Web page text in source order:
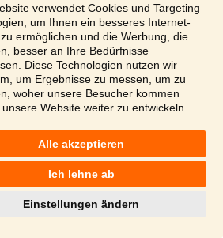
verwendet Cookies und Targeting
um Ihnen ein besseres Internet-
ermöglichen und die Werbung, die
besser an Ihre Bedürfnisse
Diese Technologien nutzen wir
um Ergebnisse zu messen, um zu
woher unsere Besucher kommen
Website weiter zu entwickeln.
Alle akzeptieren
Ich lehne ab
Einstellungen ändern